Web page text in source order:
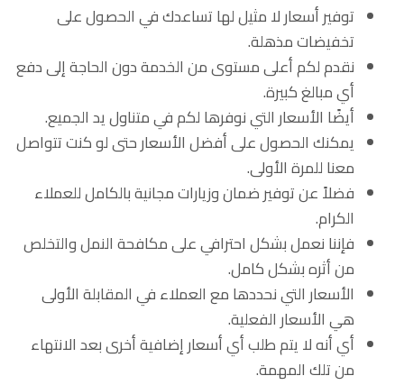
توفير أسعار لا مثيل لها تساعدك في الحصول على
تخفيضات مذهلة.
نقدم لكم أعلى مستوى من الخدمة دون الحاجة إلى دفع
أي مبالغ كبيرة.
أيضًا الأسعار التي نوفرها لكم في متناول يد الجميع.
يمكنك الحصول على أفضل الأسعار حتى لو كنت تتواصل
معنا للمرة الأولى.
فضلاً عن توفير ضمان وزيارات مجانية بالكامل للعملاء
الكرام.
فإننا نعمل بشكل احترافي على مكافحة النمل والتخلص
من أثره بشكل كامل.
الأسعار التي نحددها مع العملاء في المقابلة الأولى
هي الأسعار الفعلية.
أي أنه لا يتم طلب أي أسعار إضافية أخرى بعد الانتهاء
من تلك المهمة.